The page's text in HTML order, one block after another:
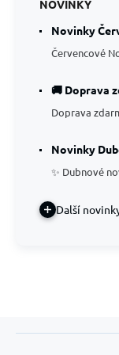
NOVINKY
Novinky
Červencové
🚚 Doprava
Doprava
Novinky
✨ Dubnové
Další